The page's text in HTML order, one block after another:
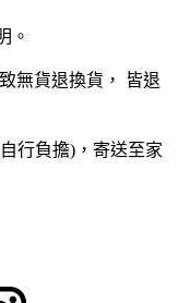
。
無貨退換貨， 皆退
行負擔)，寄送至家